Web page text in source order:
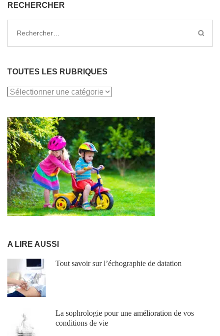
RECHERCHER
Rechercher :
TOUTES LES RUBRIQUES
TOUTES
RUBRIQUES
A LIRE AUSSI
Tout savoir sur l’échographie de datation
La sophrologie pour une amélioration de vos
conditions de vie